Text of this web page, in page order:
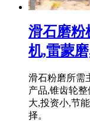
滑石磨粉
机,雷蒙
滑石粉磨所需
产品,锥齿轮
大,投资小,节
择。